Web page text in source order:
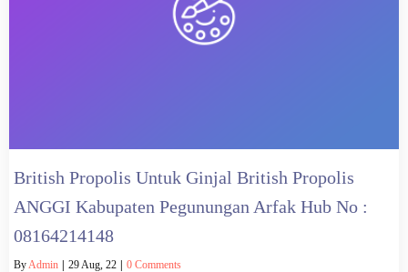
British Propolis Untuk Ginjal British Propolis
ANGGI Kabupaten Pegunungan Arfak Hub No :
08164214148
By Admin | 29 Aug, 22 | 0 Comments